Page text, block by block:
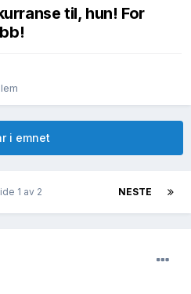
til, hun! For
i emnet
NESTE
1 av 2